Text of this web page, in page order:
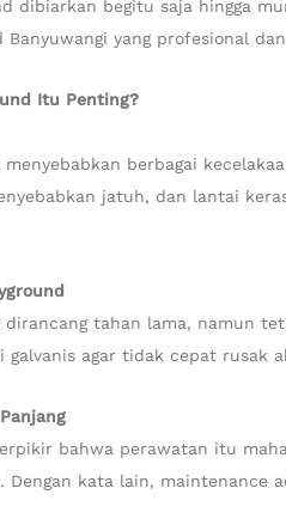
dibiarkan begitu saja hingga
yang profesional
Itu Penting?
berbagai
jatuh, dan lantai
dirancang tahan lama, namun
galvanis agar tidak cepat rusak
bahwa perawatan itu
Dengan kata lain, maintenance